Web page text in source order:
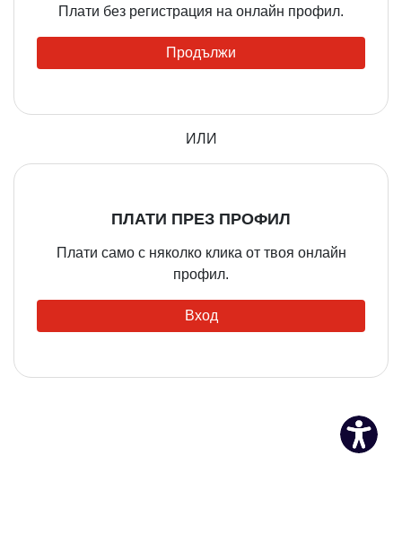
Плати без регистрация на онлайн профил.
Продължи
ИЛИ
ПЛАТИ ПРЕЗ ПРОФИЛ
Плати само с няколко клика от твоя онлайн
профил.
Вход